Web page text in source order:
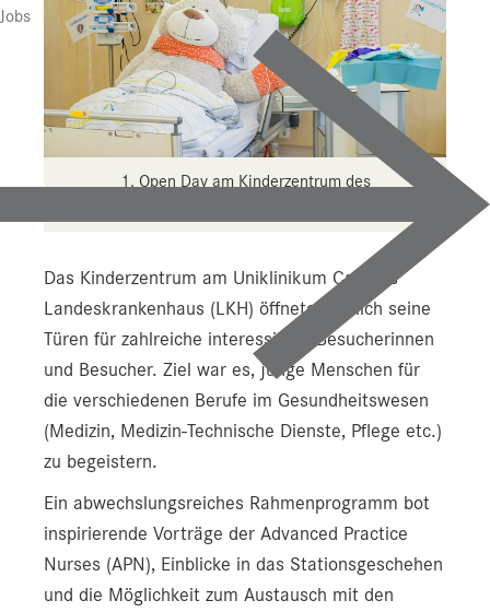
Jobs
1. Open Day am Kinderzentrum des
Das Kinderzentrum am Uniklinikum Campus
Landeskrankenhaus (LKH) öffnete kürzlich seine
Türen für zahlreiche interessierte Besucherinnen
und Besucher. Ziel war es, junge Menschen für
die verschiedenen Berufe im Gesundheitswesen
(Medizin, Medizin-Technische Dienste, Pflege etc.)
zu begeistern.
Ein abwechslungsreiches Rahmenprogramm bot
inspirierende Vorträge der Advanced Practice
Nurses (APN), Einblicke in das Stationsgeschehen
und die Möglichkeit zum Austausch mit den